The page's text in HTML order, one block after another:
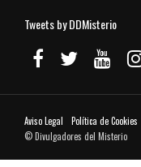
Tweets by DDMisterio
Aviso Legal Política de Cookies
© Divulgadores del Misterio